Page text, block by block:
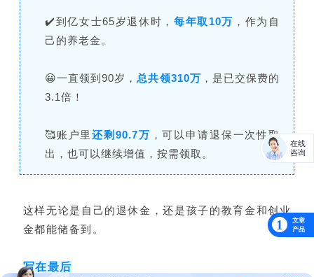
✔️到亿女士65岁退休时， 每年取10万 ，作为自
己的养老金。
😀一直领到90岁，总共领310万 ，是已交保费的
3.1倍！
🥰账户里还剩90.7万 ，可以申请退保一次性取
出，也可以继续增值，按需领取。
这样无论是自己的退休金，还是孩子的教育金和创业
金都能储备到。
写在最后
1
文章
产品
在线
咨询